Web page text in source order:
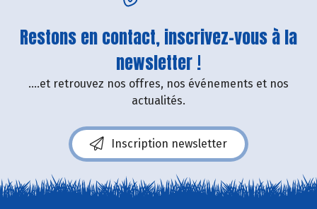
Restons en contact, inscrivez-vous à la
newsletter !
....et retrouvez nos offres, nos événements et nos
actualités.
Inscription newsletter